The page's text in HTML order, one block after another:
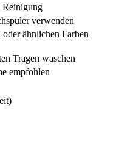
Reinigung
verwenden
ähnlichen Farben
Tragen waschen
empfohlen